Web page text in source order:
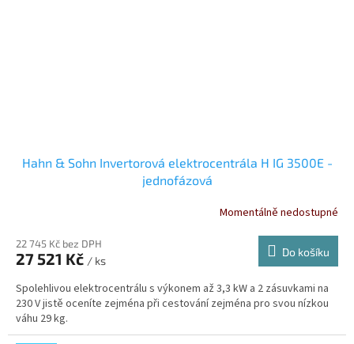
Hahn & Sohn Invertorová elektrocentrála H IG 3500E -
jednofázová
Momentálně nedostupné
22 745 Kč bez DPH
27 521 Kč / ks
Do košíku
Spolehlivou elektrocentrálu s výkonem až 3,3 kW a 2 zásuvkami na
230 V jistě oceníte zejména při cestování zejména pro svou nízkou
váhu 29 kg.